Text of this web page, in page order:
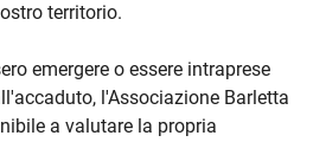
territorio.
emergere o essere intraprese
l'Associazione Barletta
a valutare la propria